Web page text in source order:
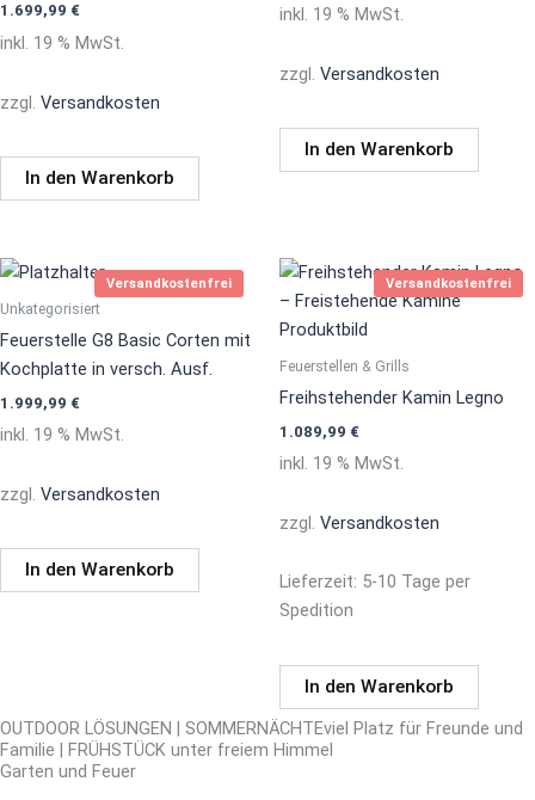
1.699,99 €
inkl. 19 % MwSt.
zzgl. Versandkosten
In den Warenkorb
inkl. 19 % MwSt.
zzgl. Versandkosten
In den Warenkorb
Versandkostenfrei
Unkategorisiert
Feuerstelle G8 Basic Corten mit
Kochplatte in versch. Ausf.
1.999,99 €
inkl. 19 % MwSt.
zzgl. Versandkosten
In den Warenkorb
Versandkostenfrei
Feuerstellen & Grills
Freihstehender Kamin Legno
1.089,99 €
inkl. 19 % MwSt.
zzgl. Versandkosten
Lieferzeit: 5-10 Tage per
Spedition
In den Warenkorb
OUTDOOR LÖSUNGEN | SOMMERNÄCHTEviel Platz für Freunde und
Familie | FRÜHSTÜCK unter freiem Himmel
Garten und Feuer